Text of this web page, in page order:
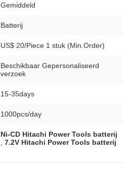
Gemiddeld
Batterij
US$ 20/Piece 1 stuk (Min.Order)
Beschikbaar Gepersonaliseerd
verzoek
15-35days
1000pcs/day
Ni-CD Hitachi Power Tools batterij
,7.2V Hitachi Power Tools batterij